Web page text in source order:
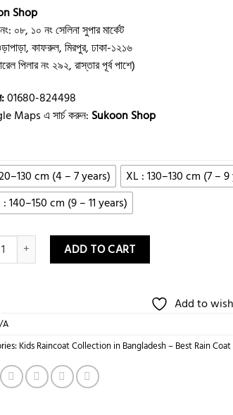
Shop
০৮, ১০ নং সেলিনা সুপার মার্কেট
কাফরুল, মিরপুর, ঢাকা-১২১৬
পিলার নং ২৯২, রাস্তার পূর্ব পাশে)
01680-824498
Maps এ সার্চ করুন: Sukoon Shop
cm (4 – 7 years)
XL : 130–130 cm (7 –
140–150 cm (9 – 11 years)
Blue Army Print quantity
ADD TO CART
Add to
A
Kids Raincoat Collection in Bangladesh – Best Rain